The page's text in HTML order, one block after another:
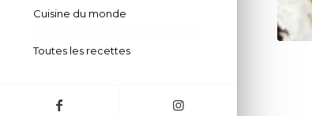
Cuisine du monde
Toutes les recettes